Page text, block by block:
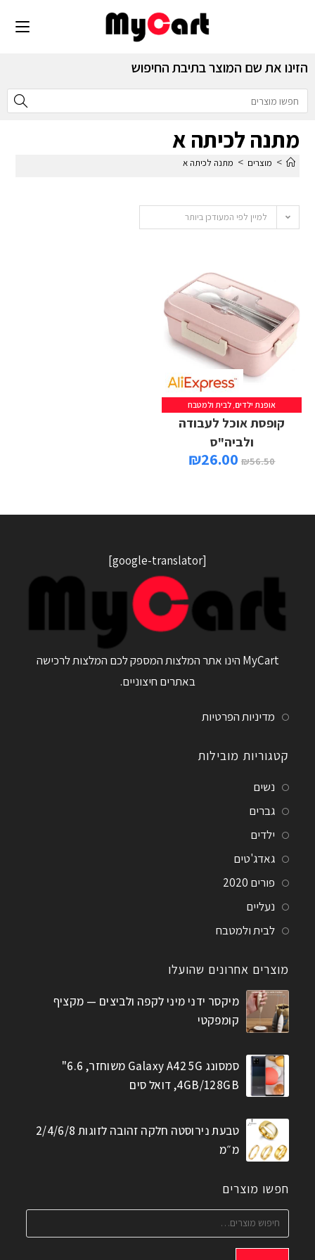
הזינו את שם המוצר בתיבת החיפוש
מתנה לכיתה א
> מוצרים > מתנה לכיתה א
למיין לפי המעודכן ביותר
אופנת ילדים, לבית ולמטבח
קופסת אוכל לעבודה
ולביה"ס
₪56.50
₪26.00
[google-translator]
MyCart הינו אתר המלצות המספק לכם המלצות לרכישה
באתרים חיצוניים.
מדיניות הפרטיות
קטגוריות מובילות
נשים
גברים
ילדים
גאדג'טים
פורים 2020
נעליים
לבית ולמטבח
מוצרים אחרונים שהועלו
מיקסר ידני מיני לקפה ולביצים — מקציף
קומפקטי
סמסונג Galaxy A42 5G משוחזר, 6.6"
4GB/128GB, דואל סים
טבעת נירוסטה חלקה זהובה לזוגות 2/4/6/8
מ״מ
חפשו מוצרים